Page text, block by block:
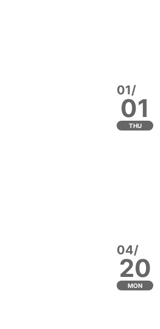
01/
01
THU
04/
20
MON